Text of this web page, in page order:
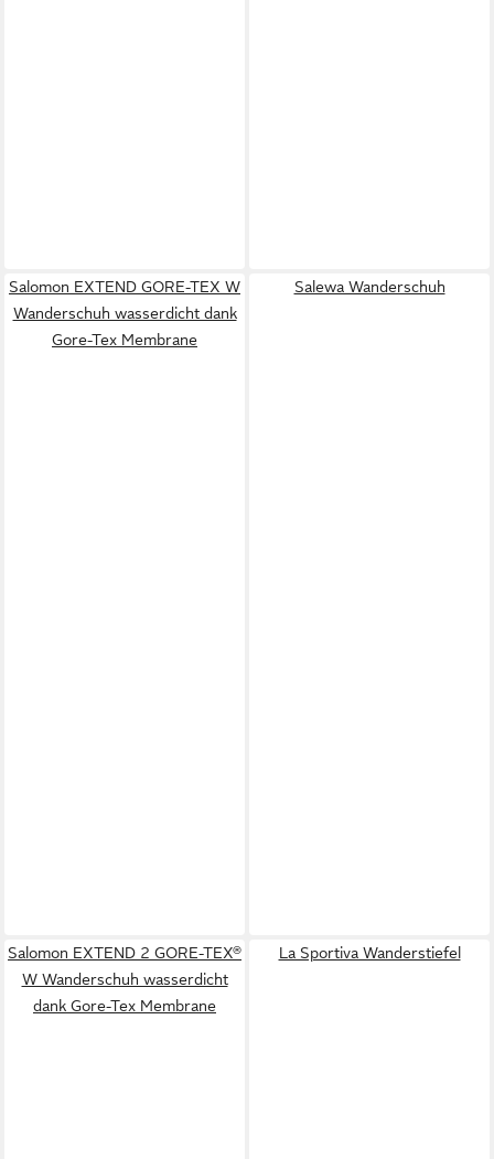
Salomon EXTEND GORE-TEX W
Wanderschuh wasserdicht dank
Gore-Tex Membrane
Salewa Wanderschuh
Salomon EXTEND 2 GORE-TEX®
W Wanderschuh wasserdicht
dank Gore-Tex Membrane
La Sportiva Wanderstiefel